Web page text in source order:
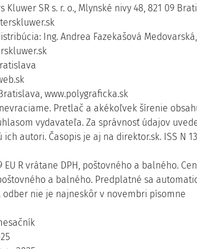
SR s. r. o., Mlynské nivy 48, 821 09
Ing. Andrea Fazekašová Medovarská,
www.polygraficka.sk
Pretlač a akékoľvek šírenie
vydavateľa. Za správnosť údajov
autori. Časopis je aj na direktor.sk. ISS N
EU R vrátane DPH, poštovného a balného.
a balného. Predplatné sa
nie je najneskôr v novembri písomne